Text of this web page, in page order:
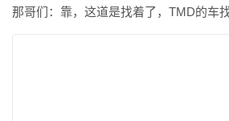
那哥们：靠，这道是找着了，TMD的车